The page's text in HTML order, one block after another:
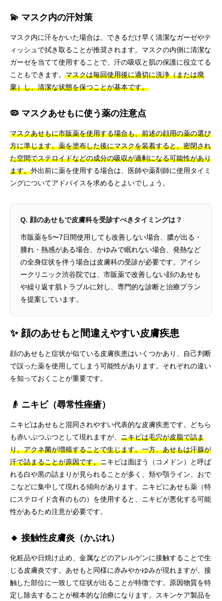
💫 マスク内の汗対策
マスク内に汗をかいた場合は、できるだけ早く清潔なガーゼやテ
ィッシュで拭き取ることが推奨されます。マスクの内側に清潔な
ガーゼを当てて使用することで、汗の吸収と肌の保護に役立てる
こともできます。 マスクは毎回使用後に適切に洗浄（または廃
棄）し、清潔な状態を保つことが基本です。
🦠 マスクあせもに使う薬の注意点
マスクあせもに市販薬を使用する場合も、前述の顔用の薬の選び
方に準じます。薬を塗布した後にマスクを装着すると、密閉され
た空間でステロイドなどの成分の吸収が過剰になる可能性があり
ます。外出前に薬を使用する場合は、医師や薬剤師に使用タイミ
ングについてアドバイスを求めるとよいでしょう。
Q. 顔のあせもで皮膚科を受診すべきタイミングは？
市販薬を5〜7日間使用しても改善しない場合、膿が出る・
腫れ・熱感がある場合、かゆみで眠れない場合、発熱など
の全身症状を伴う場合は皮膚科の受診が必要です。アイシ
ークリニック渋谷院では、市販薬で改善しない顔のあせも
や繰り返す肌トラブルに対し、専門的な診断と治療プラン
を提案しています。
✨ 顔のあせもと間違えやすい皮膚疾患
顔のあせもと症状が似ている皮膚疾患はいくつかあり、自己判断
で誤った薬を使用してしまう可能性があります。それぞれの違い
を知っておくことが重要です。
👴 ニキビ（尋常性痤瘡）
ニキビはあせもと混同されやすい代表的な皮膚疾患です。どちら
も赤いぶつぶつとして現れますが、 ニキビは毛穴が皮脂で詰ま
り、アクネ菌が増殖することで生じます。一方、あせもは汗腺が
汗で詰まることが原因です。ニキビは面ぽう（コメドン）と呼ば
れる白や黒の詰まりが見られることが多く、頬や顎ライン、おで
こなどに集中して現れる傾向があります。ニキビにあせも薬（特
にステロイド含有のもの）を使用すると、ニキビが悪化する可能
性があるため注意が必要です。
🔸 接触性皮膚炎（かぶれ）
化粧品や日焼け止め、金属などのアレルゲンに接触することで生
じる皮膚炎です。あせもと同様に赤みやかゆみが現れますが、接
触した部位に一致して症状が出ることが特徴です。原因物質を特
定し除去することが根本的な治療になります。スキンケア製品を